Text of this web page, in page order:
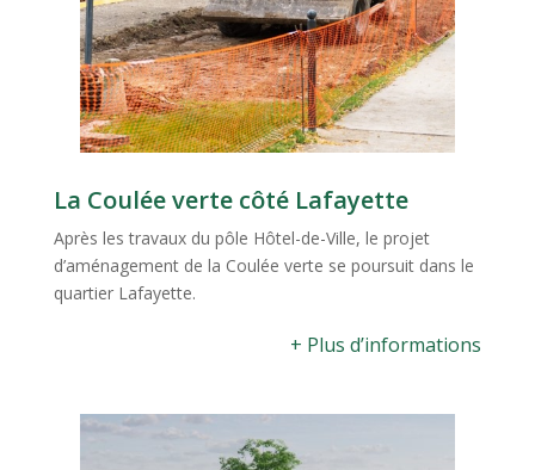
La Coulée verte côté Lafayette
Après les travaux du pôle Hôtel-de-Ville, le projet
d’aménagement de la Coulée verte se poursuit dans le
quartier Lafayette.
+ Plus d’informations